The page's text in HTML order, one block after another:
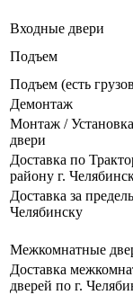
Входные двери
Подъем
Подъем (есть
Демонтаж
Монтаж /
двери
Доставка по
району г.
Доставка за
Челябинску
Межкомнатные
Доставка
дверей по г.